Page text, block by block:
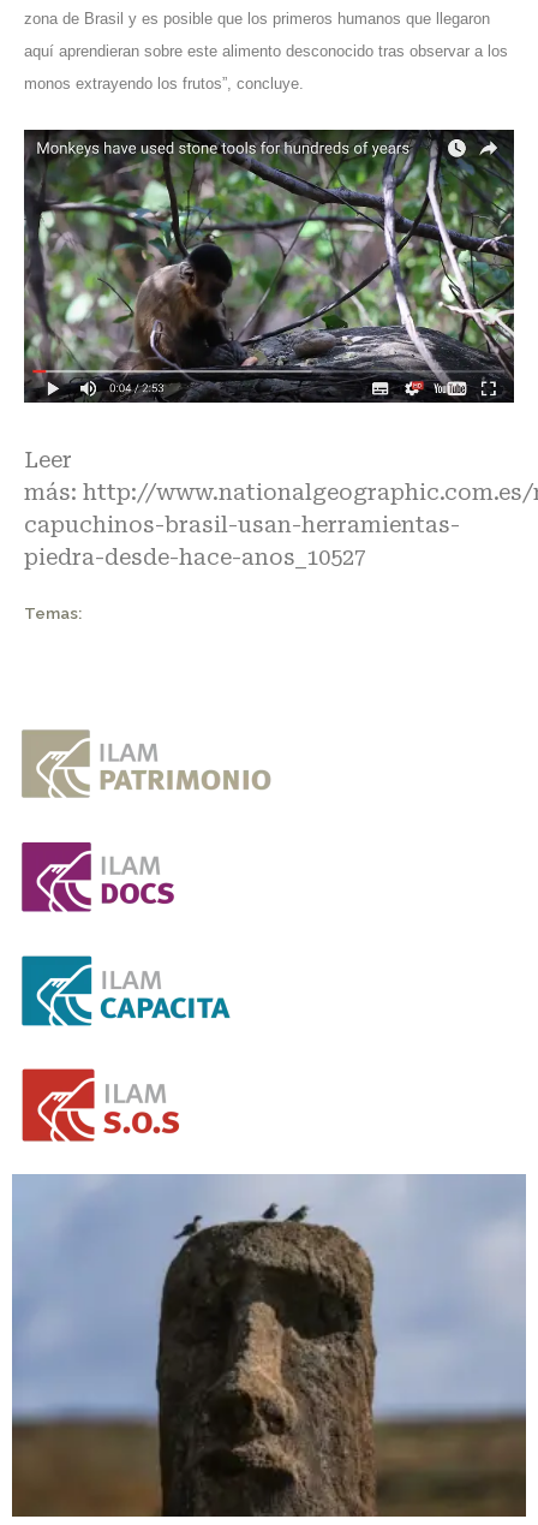
zona de Brasil y es posible que los primeros humanos que llegaron
aquí aprendieran sobre este alimento desconocido tras observar a los
monos extrayendo los frutos”, concluye.
Leer
más: http://
capuchinos-brasil-usan-herramientas-
piedra-desde-hace-anos_10527
Temas: